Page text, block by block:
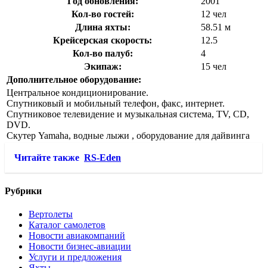
Кол-во гостей:
12 чел
Длина яхты:
58.51 м
Крейсерская скорость:
12.5
Кол-во палуб:
4
Экипаж:
15 чел
Дополнительное оборудование:
Центральное кондиционирование.
Спутниковый и мобильный телефон, факс, интернет.
Спутниковое телевидение и музыкальная система, TV, CD,
DVD.
Скутер Yamaha, водные лыжи , оборудование для дайвинга
Читайте также RS-Eden
Рубрики
Вертолеты
Каталог самолетов
Новости авиакомпаний
Новости бизнес-авиации
Услуги и предложения